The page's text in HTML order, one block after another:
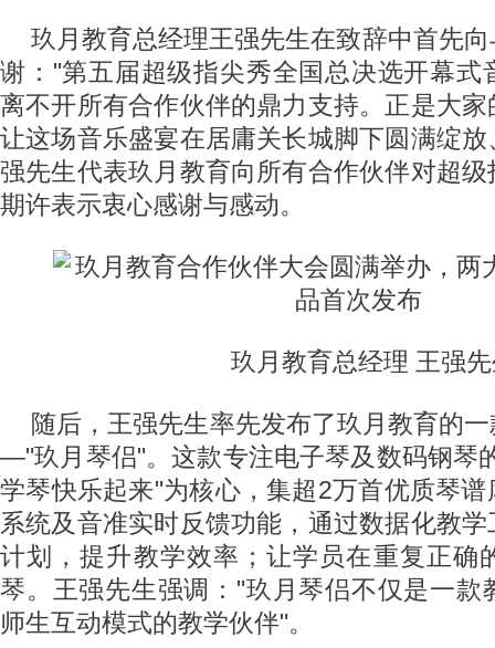
玖月教育总经理王强先生在致辞中首先
谢："第五届超级指尖秀全国总决选开幕式
离不开所有合作伙伴的鼎力支持。正是大
让这场音乐盛宴在居庸关长城脚下圆满绽
强先生代表玖月教育向所有合作伙伴对超
期许表示衷心感谢与感动。
玖月教育总经理 王强
随后，王强先生率先发布了玖月教育的
—"玖月琴侣"。这款专注电子琴及数码钢琴
学琴快乐起来"为核心，集超2万首优质琴
系统及音准实时反馈功能，通过数据化教
计划，提升教学效率；让学员在重复正确
琴。王强先生强调："玖月琴侣不仅是一款
师生互动模式的教学伙伴"。